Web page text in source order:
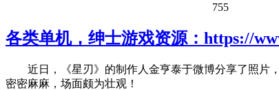
755
各类单机，绅士游戏资源：https://
近日，《星刃》的制作人金亨泰于微博分享了照
密密麻麻，场面颇为壮观！